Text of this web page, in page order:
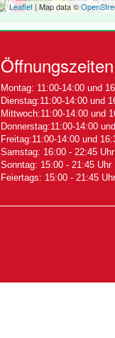
Leaflet | Map data ©
Öffnungszeiten
Montag: 11:00-14:00 und
Dienstag:11:00-14:00 und
Mittwoch:11:00-14:00 und
Donnerstag:11:00-14:00
Freitag:11:00-14:00 und
Samstag: 16:00 - 22:45 Uhr
Sonntag: 15:00 - 21:45 Uhr
Feiertags: 15:00 - 21:45 Uhr